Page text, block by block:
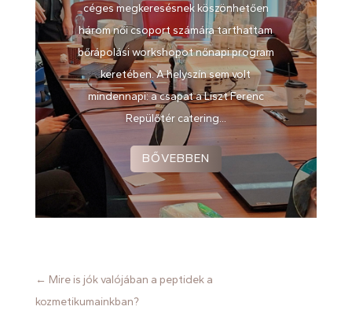
céges megkeresésnek köszönhetően
három női csoport számára tarthattam
bőrápolási workshopot nőnapi program
keretében. A helyszín sem volt
mindennapi: a csapat a Liszt Ferenc
Repülőtér catering...
BŐVEBBEN
← Mire is jók valójában a peptidek a
kozmetikumainkban?